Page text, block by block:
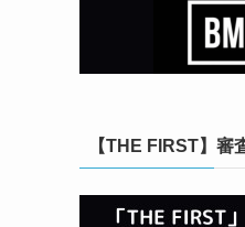
【THE FIRST】審